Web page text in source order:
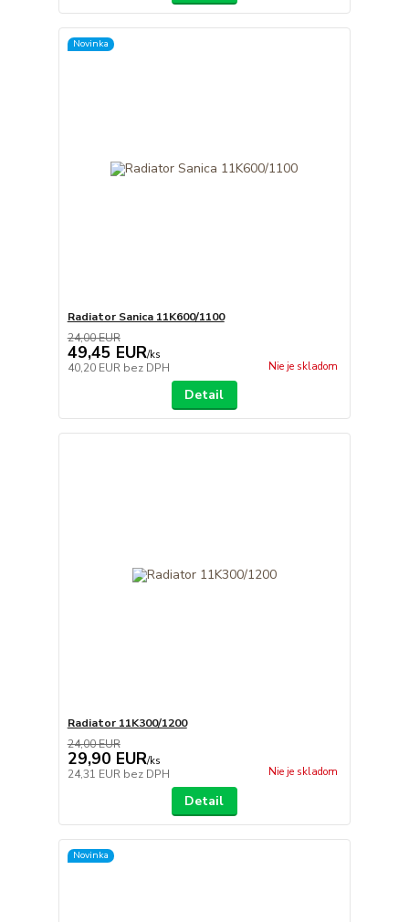
Novinka
Radiator Sanica 11K600/1100
24,00 EUR
49,45 EUR/ks
40,20 EUR bez DPH Nie je skladom
Detail
Radiator 11K300/1200
24,00 EUR
29,90 EUR/ks
24,31 EUR bez DPH Nie je skladom
Detail
Novinka